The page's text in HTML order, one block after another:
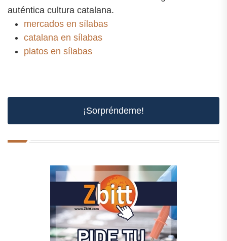
auténtica cultura catalana.
mercados en sílabas
catalana en sílabas
platos en sílabas
¡Sorpréndeme!